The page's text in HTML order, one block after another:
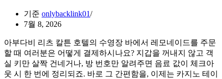
에
가
알
려
주
는
아
기준 onlybacklink01
7월 8, 2026
아부다비 리츠 칼튼 호텔의 수영장 바에서 레모네이드를 주문
할 때 여러분은 어떻게 결제하시나요? 지갑을 꺼내지 않고 객
실 키만 살짝 건네거나, 방 번호만 알려주면 음료 값이 체크아
웃 시 한 번에 정리되죠. 바로 그 간편함을, 이제는 카지노 테이